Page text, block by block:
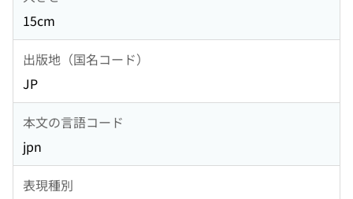
15cm
出版地（国名コード）
JP
本文の言語コード
jpn
表現種別